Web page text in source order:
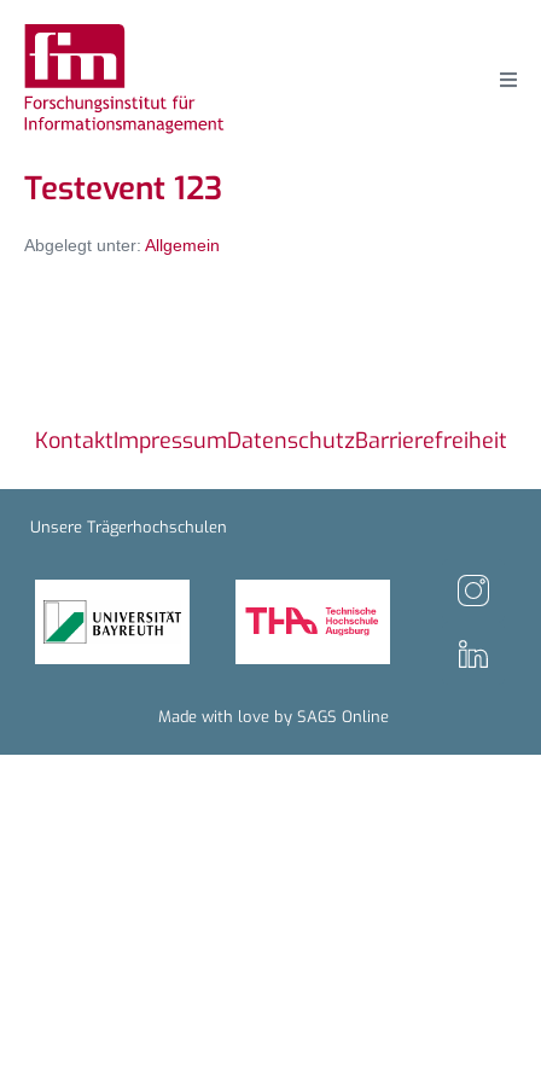
Testevent 123
Abgelegt unter: Allgemein
Unsere Trägerhochschulen
Made with love by SAGS Online
KontaktImpressumDatenschutzBarrierefreiheit